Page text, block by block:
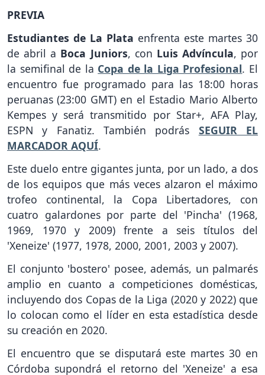
PREVIA
Estudiantes de La Plata enfrenta este martes 30
de abril a Boca Juniors, con Luis Advíncula, por
la semifinal de la Copa de la Liga Profesional. El
encuentro fue programado para las 18:00 horas
peruanas (23:00 GMT) en el Estadio Mario Alberto
Kempes y será transmitido por Star+, AFA Play,
ESPN y Fanatiz. También podrás SEGUIR EL
MARCADOR AQUÍ.
Este duelo entre gigantes junta, por un lado, a dos
de los equipos que más veces alzaron el máximo
trofeo continental, la Copa Libertadores, con
cuatro galardones por parte del 'Pincha' (1968,
1969, 1970 y 2009) frente a seis títulos del
'Xeneize' (1977, 1978, 2000, 2001, 2003 y 2007).
El conjunto 'bostero' posee, además, un palmarés
amplio en cuanto a competiciones domésticas,
incluyendo dos Copas de la Liga (2020 y 2022) que
lo colocan como el líder en esta estadística desde
su creación en 2020.
El encuentro que se disputará este martes 30 en
Córdoba supondrá el retorno del 'Xeneize' a esa